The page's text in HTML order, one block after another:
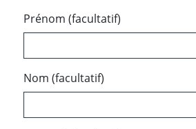
Prénom (facultatif)
Nom (facultatif)